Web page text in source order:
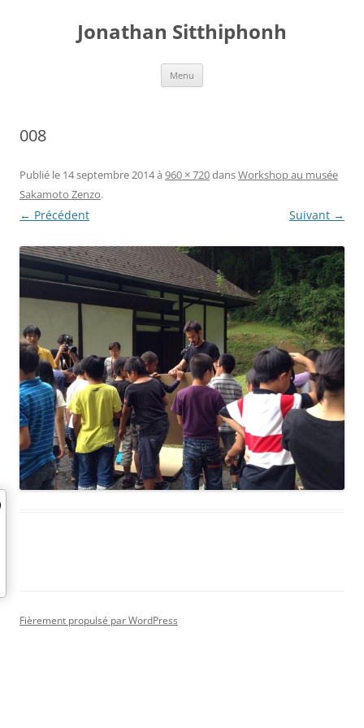
Jonathan Sitthiphonh
Menu
008
Publié le 14 septembre 2014à 960 × 720dansWorkshop au musée
Sakamoto Zenzo.
← Précédent Suivant →
Fièrement propulsé par WordPress